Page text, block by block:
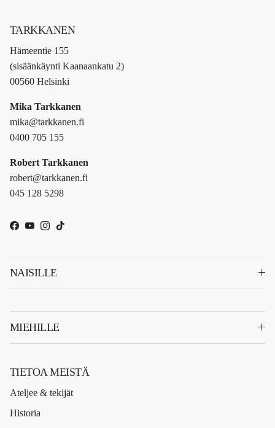
TARKKANEN
Hämeentie 155
(sisäänkäynti Kaanaankatu 2)
00560 Helsinki
Mika Tarkkanen
mika@tarkkanen.fi
0400 705 155
Robert Tarkkanen
robert@tarkkanen.fi
045 128 5298
Facebook
YouTube
Instagram
TikTok
NAISILLE
MIEHILLE
TIETOA MEISTÄ
Ateljee & tekijät
Historia